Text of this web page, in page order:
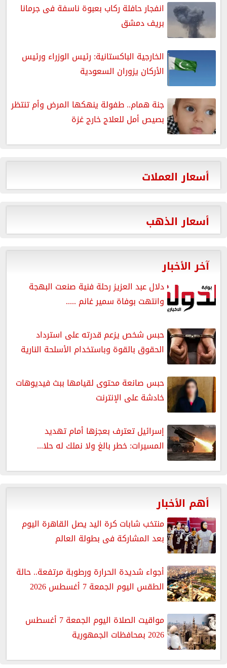
انفجار حافلة ركاب بعبوة ناسفة فى جرمانا
بريف دمشق
الخارجية الباكستانية: رئيس الوزراء ورئيس
الأركان يزوران السعودية
جنة همام.. طفولة ينهكها المرض وأم تنتظر
بصيص أمل للعلاج خارج غزة
أسعار العملات
أسعار الذهب
آخر الأخبار
دلال عبد العزيز رحلة فنية صنعت البهجة
وانتهت بوفاة سمير غانم .....
حبس شخص يزعم قدرته على استرداد
الحقوق بالقوة وباستخدام الأسلحة النارية
حبس صانعة محتوى لقيامها ببث فيديوهات
خادشة على الإنترنت
إسرائيل تعترف بعجزها أمام تهديد
المسيرات: خطر بالغ ولا نملك له حلا...
أهم الأخبار
منتخب شابات كرة اليد يصل القاهرة اليوم
بعد المشاركة فى بطولة العالم
أجواء شديدة الحرارة ورطوبة مرتفعة.. حالة
الطقس اليوم الجمعة 7 أغسطس 2026
مواقيت الصلاة اليوم الجمعة 7 أغسطس
2026 بمحافظات الجمهورية